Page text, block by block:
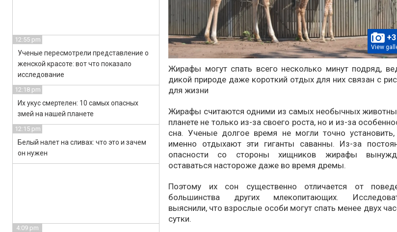
+3
View
Жирафы могут спать всего несколько минут подряд,
дикой природе даже короткий отдых для них связан с
для жизни
Жирафы считаются одними из самых необычных
планете не только из-за своего роста, но и из-за
сна. Ученые долгое время не могли точно установить,
именно отдыхают эти гиганты саванны. Из-за
опасности со стороны хищников жирафы
оставаться настороже даже во время дремы.
Поэтому их сон существенно отличается от
большинства других млекопитающих.
выяснили, что взрослые особи могут спать менее двух
сутки.
12:55 pm
Ученые пересмотрели представление о
женской красоте: вот что показало
исследование
12:18 pm
Их укус смертелен: 10 самых опасных
змей на нашей планете
12:15 pm
Белый налет на сливах: что это и зачем
он нужен
4:09 pm